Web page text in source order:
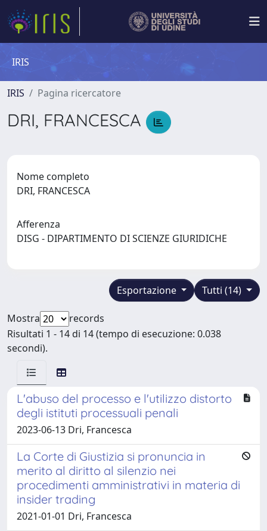
IRIS
IRIS Pagina ricercatore
DRI, FRANCESCA
Nome completo
DRI, FRANCESCA
Afferenza
DISG - DIPARTIMENTO DI SCIENZE GIURIDICHE
Tutti (14)
Esportazione
Mostra
records
Risultati 1 - 14 di 14 (tempo di esecuzione: 0.038
secondi).
L'abuso del processo e l'utilizzo distorto
degli istituti processuali penali
2023-06-13 Dri, Francesca
La Corte di Giustizia si pronuncia in
merito al diritto al silenzio nei
procedimenti amministrativi in materia di
insider trading
2021-01-01 Dri, Francesca